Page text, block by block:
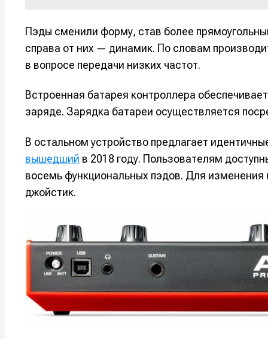
Электронная
Электронная
Электронная
Софт
Сцена
🎙️ Подкаст
📖
👷 Профили
Электронная
Софт
Сцена
🎙️ Подкаст
📖
👷 Профили
Пэды сменили форму, став более
справа от них — динамик. По словам
в вопросе передачи низких частот.
Встроенная батарея контроллера
заряде. Зарядка батареи осуществляется
В остальном устройство предлагает
вышедший в 2018 году. Пользователям
восемь функциональных пэдов. Для изменения
джойстик.